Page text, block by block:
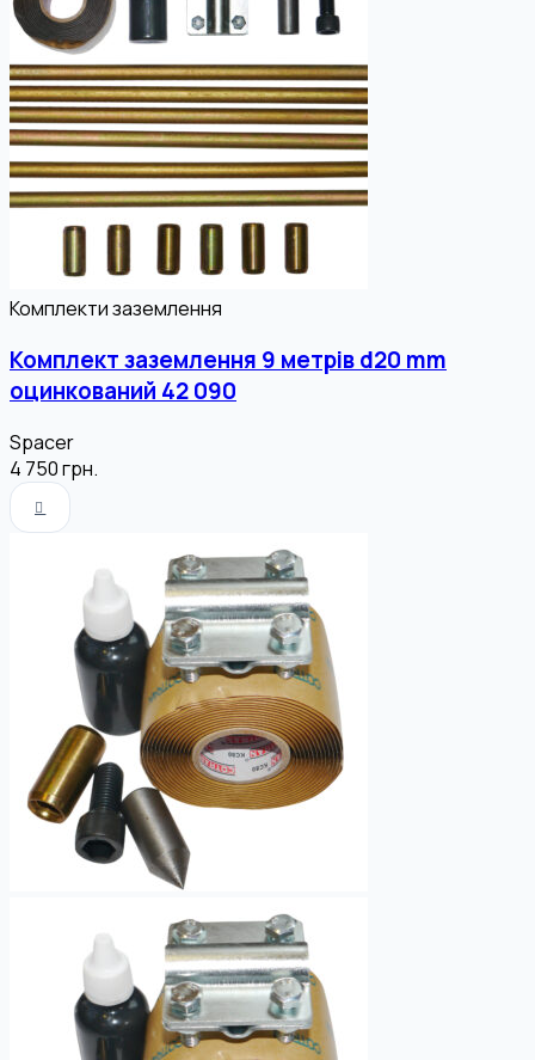
Комплекти заземлення
Комплект заземлення 9 метрів d20 mm
оцинкований 42 090
Spacer
4 750грн.